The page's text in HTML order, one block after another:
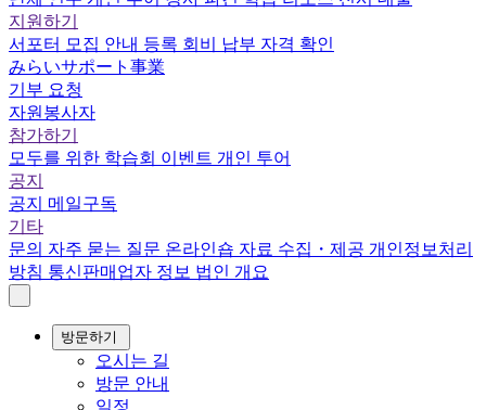
지원하기
서포터 모집 안내 등록 회비 납부 자격 확인
みらいサポート事業
기부 요청
자원봉사자
참가하기
모두를 위한 학습회 이벤트 개인 투어
공지
공지 메일구독
기타
문의 자주 묻는 질문 온라인숍 자료 수집・제공 개인정보처리
방침 통신판매업자 정보 법인 개요
방문하기
오시는 길
방문 안내
일정